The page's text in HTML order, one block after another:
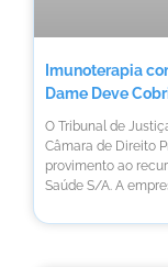
Imunoterapia
Dame Deve
O Tribunal de
Câmara de Direito
provimento ao
Saúde S/A. A